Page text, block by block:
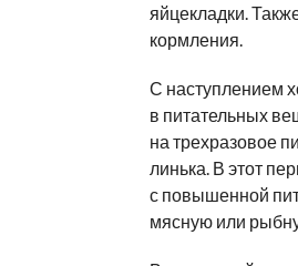
яйцекладки.
кормления.
С наступлением
в питательных
на трехразовое
линька. В этот
с повышенной
мясную или